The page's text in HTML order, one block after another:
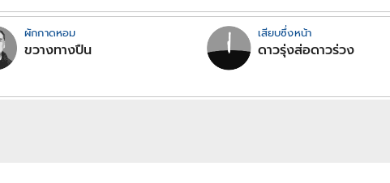
ผักกาดหอม
ขวางทางปืน
เสียบซึ่งหน้า
ดาวรุ่งส่อดาวร่วง